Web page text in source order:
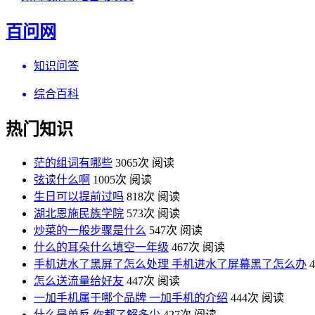
百问网
知识问答
综合百科
热门知识
茫的组词有哪些 3065次 阅读
弦读什么啊 1005次 阅读
生日可以提前过吗 818次 阅读
湖北恩施民族学院 573次 阅读
炒菜的一般步骤是什么 547次 阅读
什么的耳朵什么填空一年级 467次 阅读
手机进水了黑屏了怎么处理 手机进水了屏幕黑了怎么办
怎么送流量给好友 447次 阅读
一加手机属于哪个品牌 一加手机的介绍 444次 阅读